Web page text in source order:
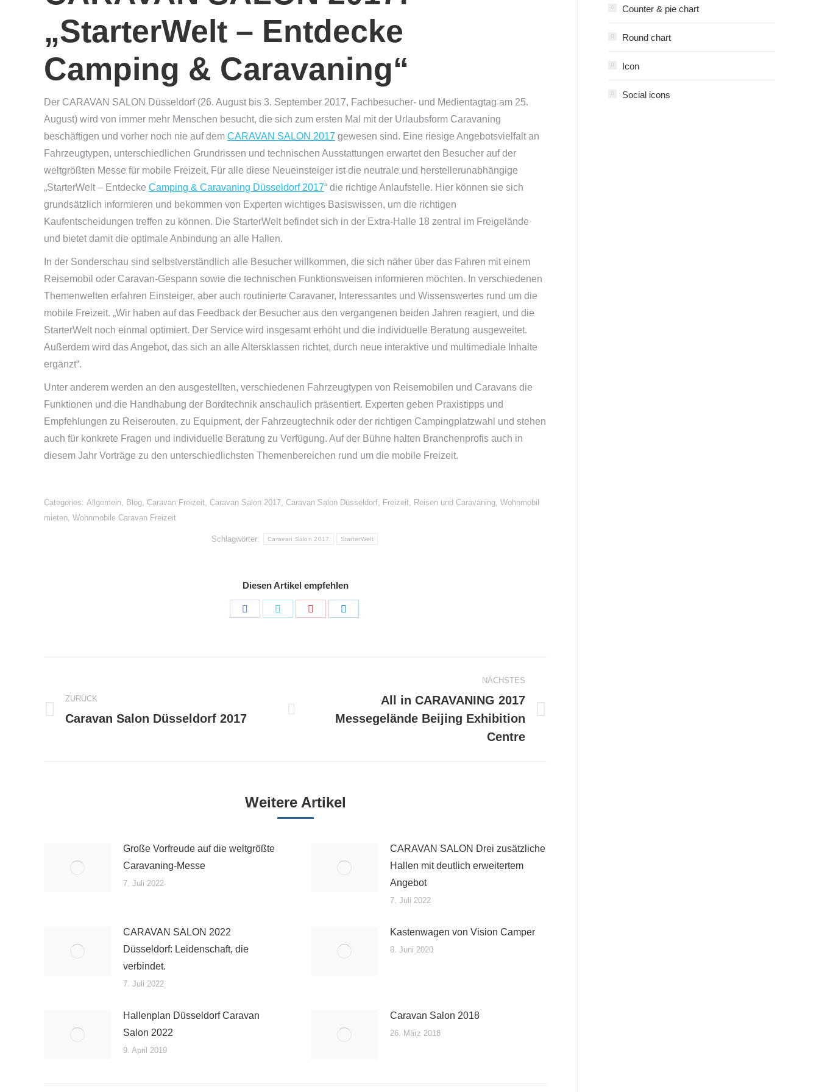
„StarterWelt – Entdecke
Camping & Caravaning“
Der CARAVAN SALON Düsseldorf (26. August bis 3. September 2017, Fachbesucher- und Medientagtag am 25.
August) wird von immer mehr Menschen besucht, die sich zum ersten Mal mit der Urlaubsform Caravaning
beschäftigen und vorher noch nie auf dem CARAVAN SALON 2017 gewesen sind. Eine riesige Angebotsvielfalt an
Fahrzeugtypen, unterschiedlichen Grundrissen und technischen Ausstattungen erwartet den Besucher auf der
weltgrößten Messe für mobile Freizeit. Für alle diese Neueinsteiger ist die neutrale und herstellerunabhängige
„StarterWelt – Entdecke Camping & Caravaning Düsseldorf 2017“ die richtige Anlaufstelle. Hier können sie sich
grundsätzlich informieren und bekommen von Experten wichtiges Basiswissen, um die richtigen
Kaufentscheidungen treffen zu können. Die StarterWelt befindet sich in der Extra-Halle 18 zentral im Freigelände
und bietet damit die optimale Anbindung an alle Hallen.
In der Sonderschau sind selbstverständlich alle Besucher willkommen, die sich näher über das Fahren mit einem
Reisemobil oder Caravan-Gespann sowie die technischen Funktionsweisen informieren möchten. In verschiedenen
Themenwelten erfahren Einsteiger, aber auch routinierte Caravaner, Interessantes und Wissenswertes rund um die
mobile Freizeit. „Wir haben auf das Feedback der Besucher aus den vergangenen beiden Jahren reagiert, und die
StarterWelt noch einmal optimiert. Der Service wird insgesamt erhöht und die individuelle Beratung ausgeweitet.
Außerdem wird das Angebot, das sich an alle Altersklassen richtet, durch neue interaktive und multimediale Inhalte
ergänzt“.
Unter anderem werden an den ausgestellten, verschiedenen Fahrzeugtypen von Reisemobilen und Caravans die
Funktionen und die Handhabung der Bordtechnik anschaulich präsentiert. Experten geben Praxistipps und
Empfehlungen zu Reiserouten, zu Equipment, der Fahrzeugtechnik oder der richtigen Campingplatzwahl und stehen
auch für konkrete Fragen und individuelle Beratung zu Verfügung. Auf der Bühne halten Branchenprofis auch in
diesem Jahr Vorträge zu den unterschiedlichsten Themenbereichen rund um die mobile Freizeit.
Categories: Allgemein Blog Caravan Freizeit Caravan Salon 2017 Caravan Salon Düsseldorf Freizeit, Reisen und Caravaning Wohnmobil
mieten Wohnmobile Caravan Freizeit
Schlagwörter: Caravan Salon 2017 StarterWelt
Diesen Artikel empfehlen
ZURÜCK
Vorheriger
Caravan Salon Düsseldorf 2017
NÄCHSTES
Nächster
All in CARAVANING 2017
Messegelände Beijing Exhibition
Centre
Weitere Artikel
Große Vorfreude auf die weltgrößte
Caravaning-Messe
7. Juli 2022
CARAVAN SALON Drei zusätzliche
Hallen mit deutlich erweitertem
Angebot
7. Juli 2022
CARAVAN SALON 2022
Düsseldorf: Leidenschaft, die
verbindet.
7. Juli 2022
Kastenwagen von Vision Camper
8. Juni 2020
Hallenplan Düsseldorf Caravan
Salon 2022
9. April 2019
Caravan Salon 2018
26. März 2018
Counter & pie chart
Round chart
Icon
Social icons